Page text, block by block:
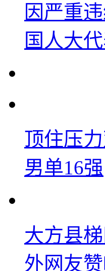
因严重
国人大
顶住压
男单16强
大方县
外网友